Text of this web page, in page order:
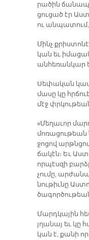
րա­ծին
ցու­ցած էր
ու ան­պա­տում,
Մինչ
կան եւ
ան­հե­ռան­կար
Սե­փա­կան
մա­սը կը
մէջ փրկու­թեան
«Մե­ղա­ւոր
մո­ռա­ցու­թեան
ջո­ցով
ճա­կէն։ Եւ
որ­պէս­զի
չու­մը,
նու­թիւ­նը
Մարդ­կա­յին
յղա­նայ եւ կը
կան է, քա­նի